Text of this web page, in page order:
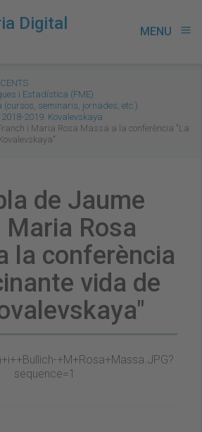
Digital
MENU menu
i Estadística (FME)
(cursos, seminaris, jornades, etc.)
2019. Kovalevskaya
i Maria Rosa Massa a la conferència "La
de Jaume
Maria Rosa
la conferència
vida de